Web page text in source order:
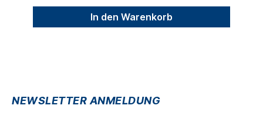
In den Warenkorb
NEWSLETTER ANMELDUNG